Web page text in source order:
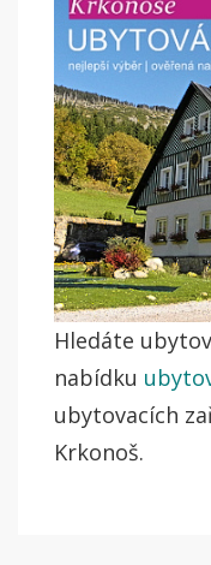
Hledáte
nabídku
ubytovacích
Krkonoš.